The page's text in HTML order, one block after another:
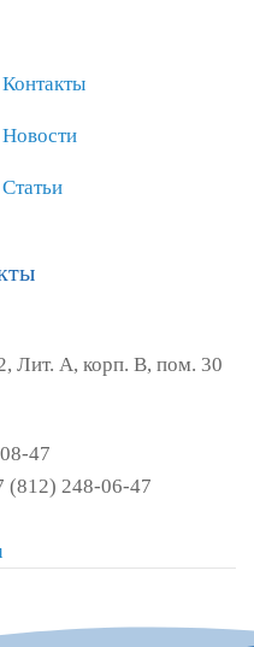
Контакты
Новости
Статьи
Лит. А, корп. В, пом. 30
47
248-06-47